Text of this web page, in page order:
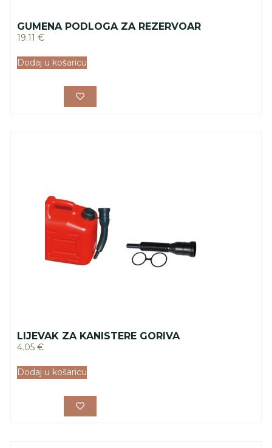
GUMENA PODLOGA ZA REZERVOAR
19.11 €
Dodaj u košaricu
LIJEVAK ZA KANISTERE GORIVA
4.05 €
Dodaj u košaricu